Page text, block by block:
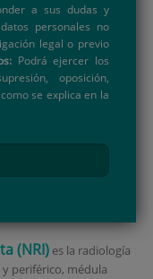
a sus dudas y
personales no
legal o previo
Podrá ejercer los
oposición,
se explica en la
(NRI)es la radiología
periférico, médula